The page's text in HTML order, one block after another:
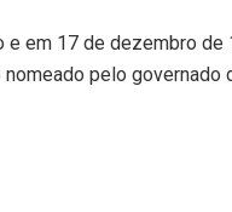
em 17 de dezembro de
pelo governado